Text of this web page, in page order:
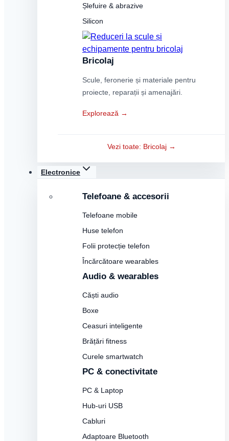
Șlefuire & abrazive
Silicon
Bricolaj
Scule, feronerie și materiale pentru
proiecte, reparații și amenajări.
Explorează →
Vezi toate: Bricolaj →
Electronice
Telefoane & accesorii
Telefoane mobile
Huse telefon
Folii protecție telefon
Încărcătoare wearables
Audio & wearables
Căști audio
Boxe
Ceasuri inteligente
Brățări fitness
Curele smartwatch
PC & conectivitate
PC & Laptop
Hub-uri USB
Cabluri
Adaptoare Bluetooth